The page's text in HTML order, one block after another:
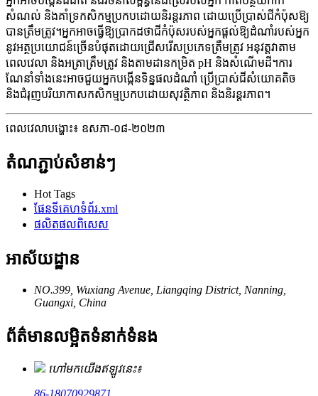
សំណល់ និងគាំទ្រកសិកម្មប្រកបដោយនិរន្តរភាព ដោយប្រើប្រាស់ជីកំប៉ុសឱ្យ
បានត្រឹមត្រូវ។អ្នកអាចធ្វើឱ្យប្រាកដថាជីកំប៉ុសរបស់អ្នកផ្តល់ឱ្យដំណាំរបស់អ្នក
នូវអត្ថប្រយោជន៍ច្រើនបំផុតដោយជ្រើសរើសប្រភេទត្រឹមត្រូវ អនុវត្តវាតាម
ពេលវេលា និងអត្រាត្រឹមត្រូវ និងតាមដានកម្រិត pH និងសំណើមដី។ការ
ណែនាំទាំងនេះអាចជួយអ្នកបង្កើនទិន្នផលដំណាំ ប្រើប្រាស់ជីសំយោគតិច
និងជំរុញបរិយាកាសកសិកម្មប្រកបដោយសុវត្ថិភាព និងនិរន្តរភាព។
ពេលវេលាបង្ហោះ៖ ឧសភា-០៨-២០២៣
តំណភ្ជាប់សំខាន់ៗ
Hot Tags
ផែនទីគេហទំព័រ.xml
ផលិតផល​ពិសេស
អាស័យដ្ឋាន
NO.399, Wuxiang Avenue, Liangqing District, Nanning,
Guangxi, China
ព័ត៌មានលម្អិតទំនាក់ទំនង
ហៅមកយើងឥឡូវនេះ៖